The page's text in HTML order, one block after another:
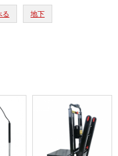
る 地下